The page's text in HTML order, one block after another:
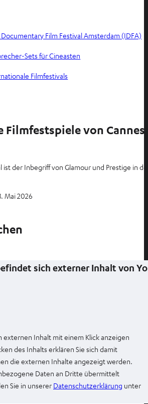
Film Festival Amsterdam (IDFA)
Sets für Cineasten
Filmfestivals
von Cannes
ist der Inbegriff von Glamour und Prestige
Mai 2026
sich externer Inhalt von
externen Inhalt mit einem Klick anzeigen
des Inhalts erklären Sie sich damit
die externen Inhalte angezeigt werden.
Daten an Dritte übermittelt
Sie in unserer Datenschutzerklärung unter